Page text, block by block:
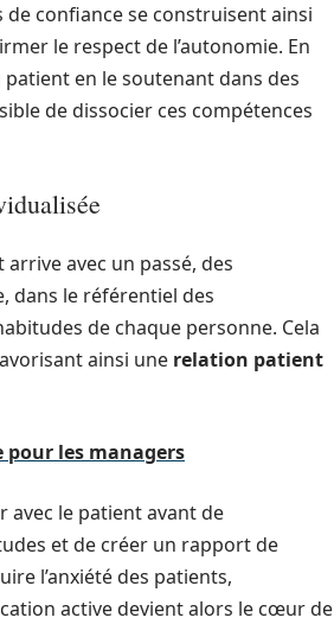
confiance se construisent ainsi
le respect de l’autonomie. En
patient en le soutenant dans des
de dissocier ces compétences
avec un passé, des
dans le référentiel des
de chaque personne. Cela
ainsi une relation patient
les managers
avec le patient avant de
et de créer un rapport de
l’anxiété des patients,
active devient alors le cœur de